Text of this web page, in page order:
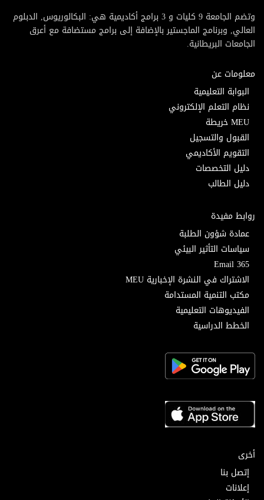
وتضم الجامعة 9 كليات و 3 برامج أكاديمية هي: البكالوريوس, الدبلوم
العالي, وبرنامج الماجستير بالإضافة إلى برامج مستضافة مع أعرق
الجامعات البريطانية.
معلومات عن
البوابة التعليمية
نظام التعلم الإلكتروني
MEU خريطة
القبول والتسجيل
التقويم الأكاديمي
دليل التخصصات
دليل الطالب
روابط مفيدة
عمادة شؤون الطلبة
سياسات التأثير البيئي
Email 365
الاشتراك في النشرة الإخبارية MEU
مكتب التنمية المستدامة
الفيديوهات التعليمية
الخطط الدراسية
أخرى
إتصل بنا
إعلانات